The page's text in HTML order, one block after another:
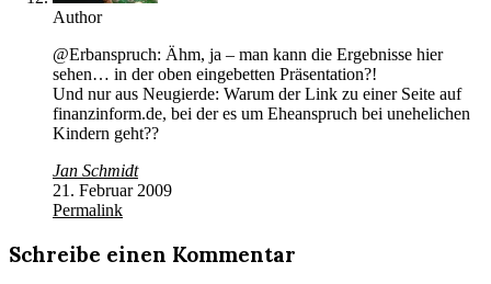
Author
@Erbanspruch: Ähm, ja – man kann die Ergebnisse hier
sehen… in der oben eingebetten Präsentation?!
Und nur aus Neugierde: Warum der Link zu einer Seite auf
finanzinform.de, bei der es um Eheanspruch bei unehelichen
Kindern geht??
Jan Schmidt
21. Februar 2009
Permalink
Schreibe einen Kommentar